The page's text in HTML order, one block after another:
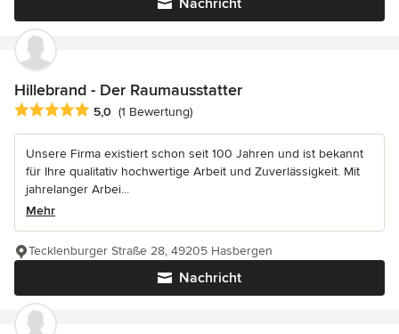
Nachricht
Hillebrand - Der Raumausstatter
Durchschnittliche Bewertung: 5 von 5 Sternen
5,0 (1 Bewertung)
Unsere Firma existiert schon seit 100 Jahren und ist bekannt
für Ihre qualitativ hochwertige Arbeit und Zuverlässigkeit. Mit
jahrelanger Arbei...
Mehr
Nachricht
Tecklenburger Straße 28, 49205 Hasbergen